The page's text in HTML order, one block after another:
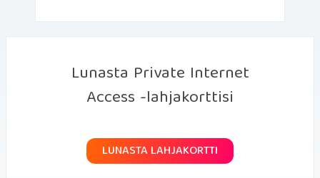
Lunasta Private Internet
Access -lahjakorttisi
LUNASTA LAHJAKORTTI